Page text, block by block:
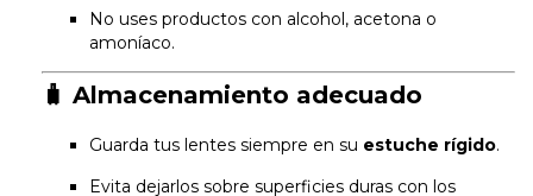
No uses productos con alcohol, acetona o
amoníaco.
🧳 Almacenamiento adecuado
Guarda tus lentes siempre en su estuche rígido.
Evita dejarlos sobre superficies duras con los